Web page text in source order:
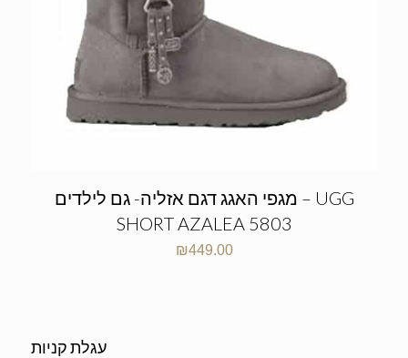
מגפי האגג דגם אזליה- גם לילדים – UGG
SHORT AZALEA 5803
₪449.00
עגלת קניות